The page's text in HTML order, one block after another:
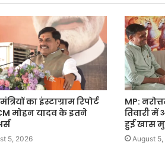
का इंस्टाग्राम रिपोर्ट
मोहन यादव के इतने
5, 2026
MP:
तिवारी
हुई खास
August